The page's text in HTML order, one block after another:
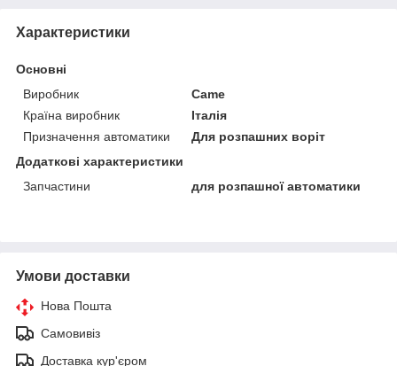
Характеристики
Основні
Виробник
Came
Країна виробник
Італія
Призначення автоматики
Для розпашних воріт
Додаткові характеристики
Запчастини
для розпашної автоматики
Умови доставки
Нова Пошта
Самовивіз
Доставка кур'єром